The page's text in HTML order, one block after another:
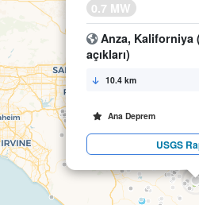
0.7 MW
Anza, Kaliforniya
açıkları)
10.4 km
Ana Deprem
USGS